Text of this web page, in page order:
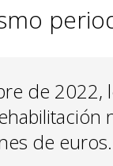
de 2022,
de euros.